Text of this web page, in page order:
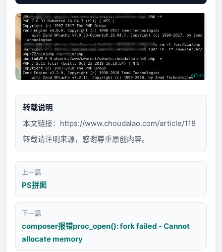
转载说明
本文链接： https://www.choudalao.com/article/118
转载请注明来源，感谢尊重原创内容。
上一篇
PS拼图
下一篇
composer报错proc_open(): fork failed - Cannot
allocate memory